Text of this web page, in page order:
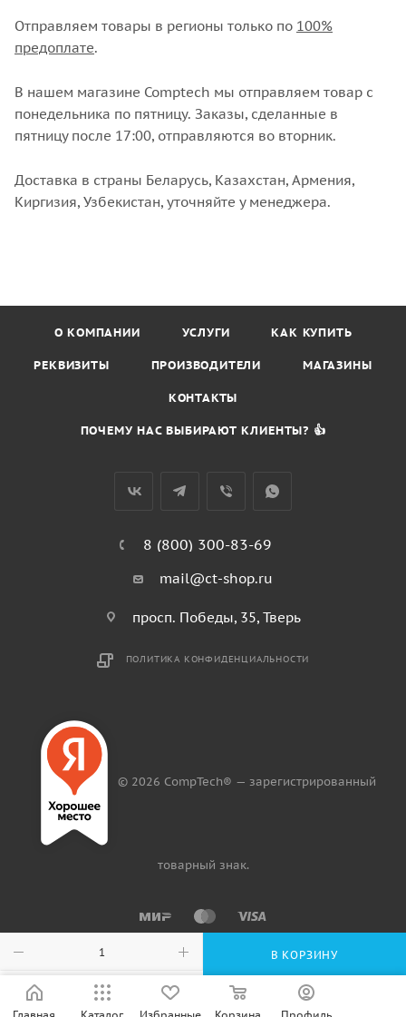
В КОРЗИНУ
Отправляем товары в регионы только по 100%
предоплате.
В нашем магазине Comptech мы отправляем товар с
понедельника по пятницу. Заказы, сделанные в
пятницу после 17:00, отправляются во вторник.
Доставка в страны Беларусь, Казахстан, Армения,
Киргизия, Узбекистан, уточняйте у менеджера.
О КОМПАНИИ УСЛУГИ КАК КУПИТЬ
РЕКВИЗИТЫ ПРОИЗВОДИТЕЛИ МАГАЗИНЫ
КОНТАКТЫ
ПОЧЕМУ НАС ВЫБИРАЮТ КЛИЕНТЫ? 👍
8 (800) 300-83-69
mail@ct-shop.ru
просп. Победы, 35, Тверь
ПОЛИТИКА КОНФИДЕНЦИАЛЬНОСТИ
© 2026 CompTech® — зарегистрированный
товарный знак.